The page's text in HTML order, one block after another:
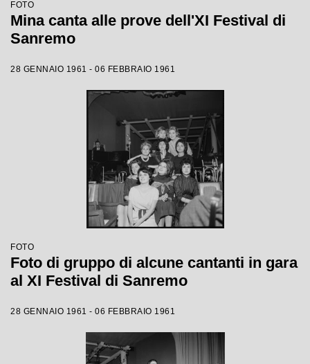
FOTO
Mina canta alle prove dell'XI Festival di
Sanremo
28 GENNAIO 1961 - 06 FEBBRAIO 1961
FOTO
Foto di gruppo di alcune cantanti in gara
al XI Festival di Sanremo
28 GENNAIO 1961 - 06 FEBBRAIO 1961